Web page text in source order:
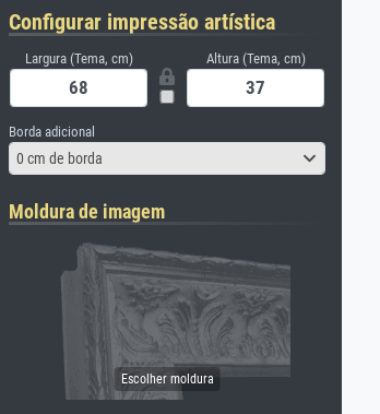
Configurar impressão artística
Largura (Tema, cm) Altura (Tema, cm)
Borda adicional
0 cm de borda
Moldura de imagem